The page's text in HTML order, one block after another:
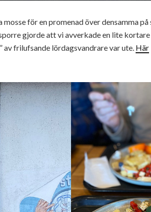
mosse för en promenad över densamma
gjorde att vi avverkade en lite
av frilufsande lördagsvandrare var ute. Här